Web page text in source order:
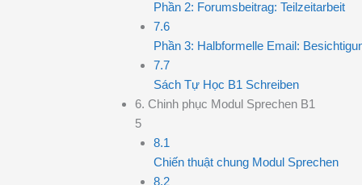
Phần 2: Forumsbeitrag: Teilzeitarbeit
7.6
Phần 3: Halbformelle Email:
7.7
Sách Tự Học B1 Schreiben
6. Chinh phục Modul Sprechen B1
5
8.1
Chiến thuật chung Modul Sprechen
8.2